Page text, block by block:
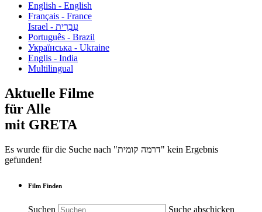
English - English
Français - France
עִבְרִית - Israel
Português - Brazil
Українська - Ukraine
Englis - India
Multilingual
Aktuelle Filme
für Alle
mit GRETA
Es wurde für die Suche nach "דרמה קומית" kein Ergebnis
gefunden!
Film Finden
Suchen Suche abschicken